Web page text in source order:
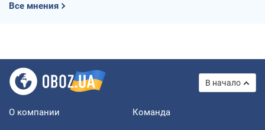
Все мнения
В начало
О компании Команда